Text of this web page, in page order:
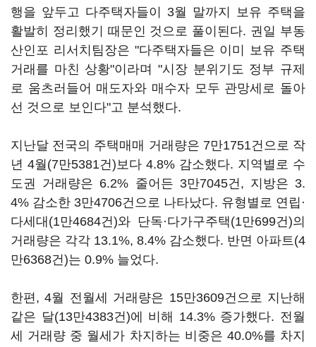
행을 앞두고 다주택자들이 3월 말까지 보유 주택을
활발히 정리했기 때문인 것으로 풀이된다. 권일 부동
산인포 리서치팀장은 "다주택자들은 이미 보유 주택
거래를 마친 상황"이라며 "시장 분위기도 정부 규제
로 움츠러들어 매도자와 매수자 모두 관망세로 돌아
선 것으로 보인다"고 분석했다.
지난달 전국의 주택매매 거래량은 7만1751건으로 작
년 4월(7만5381건)보다 4.8% 감소했다. 지역별로 수
도권 거래량은 6.2% 줄어든 3만7045건, 지방은 3.
4% 감소한 3만4706건으로 나타났다. 유형별로 연립·
다세대(1만4684건)와 단독·다가구주택(1만699건)의
거래량은 각각 13.1%, 8.4% 감소했다. 반면 아파트(4
만6368건)는 0.9% 늘었다.
한편, 4월 전월세 거래량은 15만3609건으로 지난해
같은 달(13만4383건)에 비해 14.3% 증가했다. 전월
세 거래량 중 월세가 차지하는 비중은 40.0%를 차지